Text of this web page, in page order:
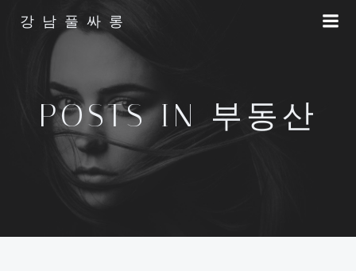
강남풀싸롱
POSTS IN 부동산